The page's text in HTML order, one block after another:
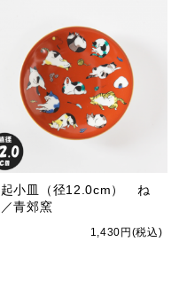
小皿（径12.0cm） ね
青郊窯
1,430円(税込)